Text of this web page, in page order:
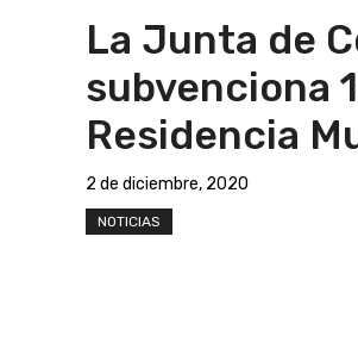
La Junta de
subvenciona
Residencia
2 de diciembre, 2020
NOTICIAS